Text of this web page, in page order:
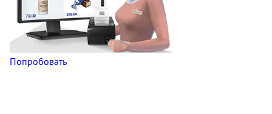
Попробовать